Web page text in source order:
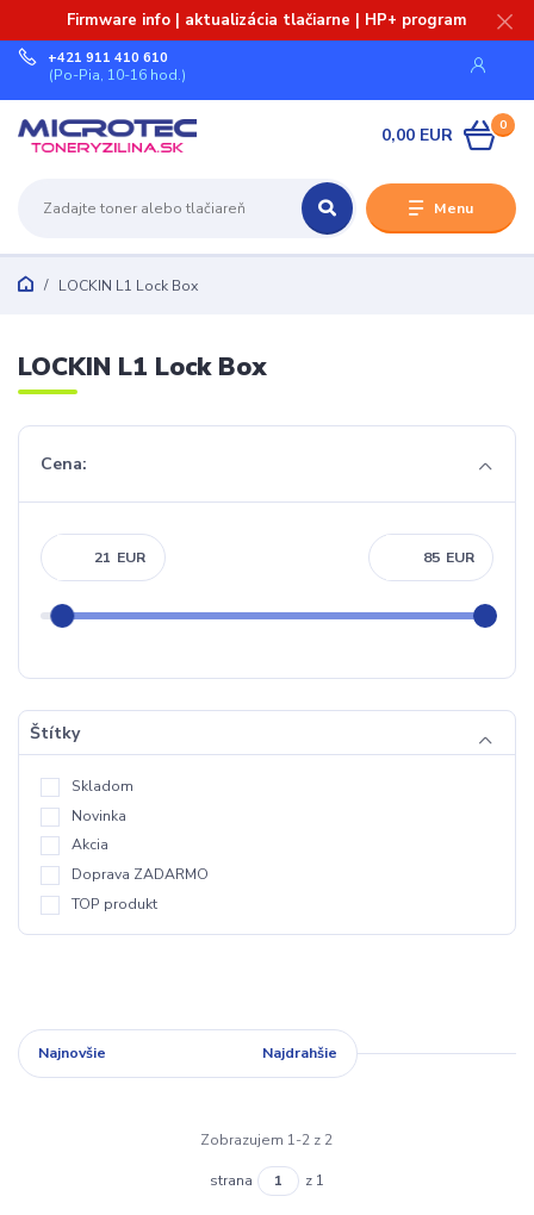
Firmware info | aktualizácia tlačiarne | HP+ program
Menu
+421 911 410 610
(Po-Pia, 10-16 hod.)
0
0,00 EUR
LOCKIN L1 Lock Box
LOCKIN L1 Lock Box
Cena:
EUR EUR
Štítky
Skladom
Novinka
Akcia
Doprava ZADARMO
TOP produkt
Najnovšie Najdrahšie
Zobrazujem 1-2 z 2
strana z 1